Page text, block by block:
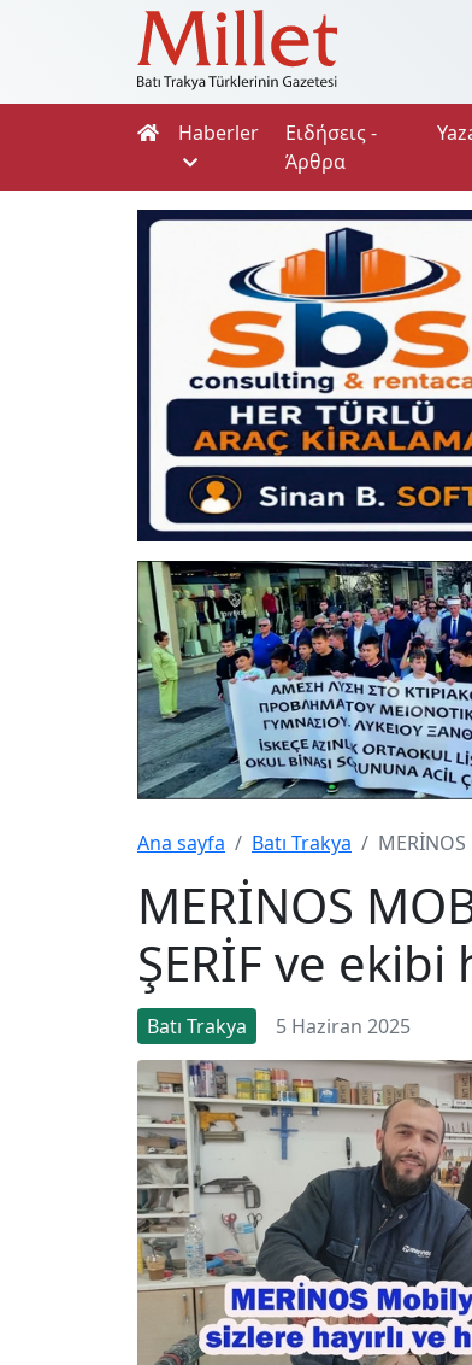
Haberler
Ειδήσεις -
Άρθρα
Ana sayfa Batı Trakya
MERİNOS
ŞERİF ve
Batı Trakya 5 Haziran 2025